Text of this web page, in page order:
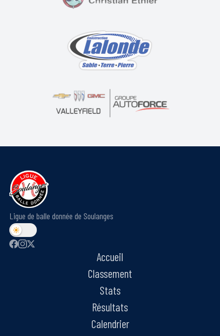
Ligue de balle donnée de Soulanges
Accueil
Classement
Stats
Résultats
Calendrier